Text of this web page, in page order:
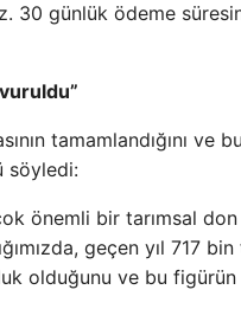
30 günlük ödeme
tamamlandığını
söyledi:
önemli bir tarımsal
geçen yıl 717
olduğunu ve bu